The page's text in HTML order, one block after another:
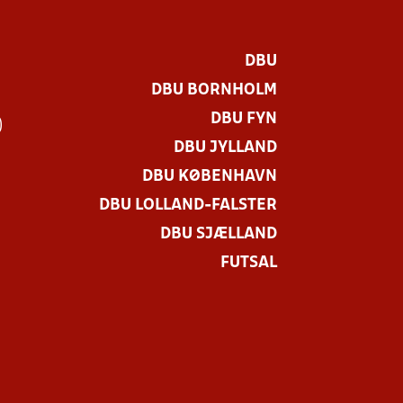
DBU
DBU BORNHOLM
DBU FYN
DBU JYLLAND
DBU KØBENHAVN
DBU LOLLAND-FALSTER
DBU SJÆLLAND
FUTSAL